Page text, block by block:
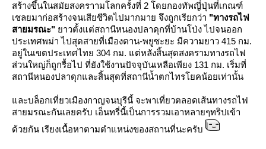
สร้างขึ้นในสมัยสงคราามโลกครั้งที่ 2 โดยกองทัพญี่ปุ่นที่เกณฑ์
เชลยมาก่อสร้างจนเสียชีวิตไปมากมาย จึงถูกเรียกว่า "ทางรถไฟ
สายมรณะ" าวตั้งแต่สถานีหนองปลาดุกที่บ้านโป่ง ไปจนออก
ประเทศพม่า ไปสุดสายที่เมืองตาน-พยูซะยะ มีความยาว 415 กม.
อยู่ในเขตประเทศไทย 304 กม. แต่หลังสิ้นสุดสงครามทางรถไฟ
ส่วนใหญ่ก็ถูกรื้อไป ที่ยังใช้งานปัจจุบันเหลือเพียง 131 กม. เริ่มที่
สถานีหนองปลาดุกและสิ้นสุดที่สถานีน้ำตกไทรโยคน้อยเท่านั้น
ละบล็อกเที่ยวเมืองกาญจนบุรีนี้ จะพาเที่ยวตลอดเส้นทางรถไฟ
สายมรณะกันเลยครับ เอ็นทรี่นี้เป็นการรวมเอาหลายๆทริปเข้า
ด้วยกัน เรียงเนื้อหาตามตำแหน่งของสถานที่นะครับ